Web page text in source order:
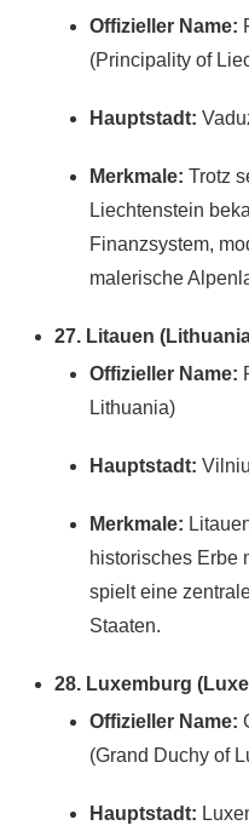
Offizieller Name:
(Principality of
Hauptstadt:
Merkmale: Trotz
Liechtenstein
Finanzsystem,
malerische
27. Litauen
Offizieller Name:
Lithuania)
Hauptstadt:
Merkmale:
historisches Erbe
spielt eine
Staaten.
28. Luxemburg
Offizieller Name:
(Grand Duchy of
Hauptstadt: